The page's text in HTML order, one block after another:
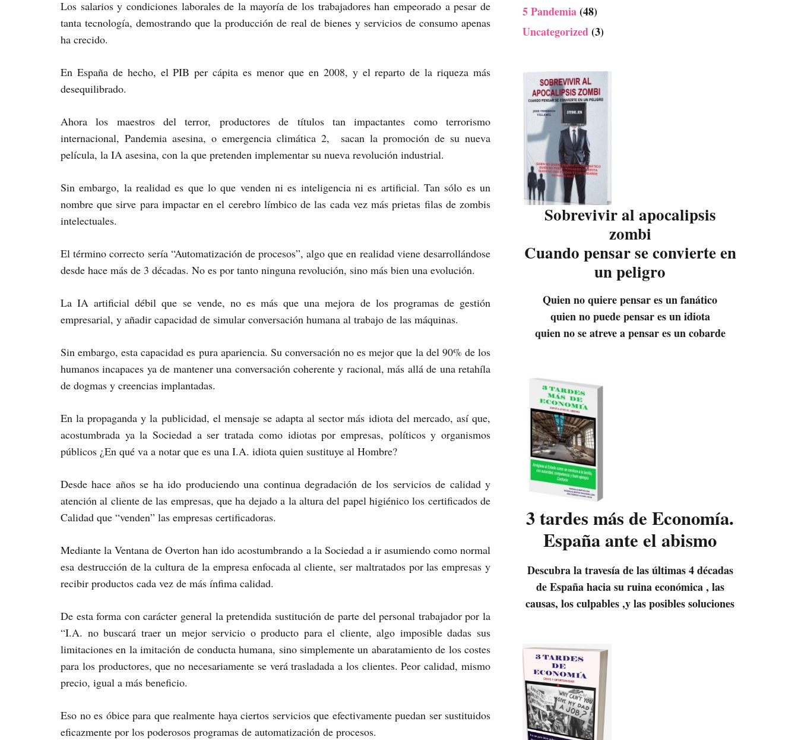
Los salarios y condiciones laborales de la mayoría de los trabajadores han empeorado a pesar de
tanta tecnología, demostrando que la producción de real de bienes y servicios de consumo apenas
ha crecido.
En España de hecho, el PIB per cápita es menor que en 2008, y el reparto de la riqueza más
desequilibrado.
Ahora los maestros del terror, productores de títulos tan impactantes como terrorismo
internacional, Pandemia asesina, o emergencia climática 2, sacan la promoción de su nueva
película, la IA asesina, con la que pretenden implementar su nueva revolución industrial.
Sin embargo, la realidad es que lo que venden ni es inteligencia ni es artificial. Tan sólo es un
nombre que sirve para impactar en el cerebro límbico de las cada vez más prietas filas de zombis
intelectuales.
El término correcto sería “Automatización de procesos”, algo que en realidad viene desarrollándose
desde hace más de 3 décadas. No es por tanto ninguna revolución, sino más bien una evolución.
La IA artificial débil que se vende, no es más que una mejora de los programas de gestión
empresarial, y añadir capacidad de simular conversación humana al trabajo de las máquinas.
Sin embargo, esta capacidad es pura apariencia. Su conversación no es mejor que la del 90% de los
humanos incapaces ya de mantener una conversación coherente y racional, más allá de una retahíla
de dogmas y creencias implantadas.
En la propaganda y la publicidad, el mensaje se adapta al sector más idiota del mercado, así que,
acostumbrada ya la Sociedad a ser tratada como idiotas por empresas, políticos y organismos
públicos ¿En qué va a notar que es una I.A. idiota quien sustituye al Hombre?
Desde hace años se ha ido produciendo una continua degradación de los servicios de calidad y
atención al cliente de las empresas, que ha dejado a la altura del papel higiénico los certificados de
Calidad que “venden” las empresas certificadoras.
Mediante la Ventana de Overton han ido acostumbrando a la Sociedad a ir asumiendo como normal
esa destrucción de la cultura de la empresa enfocada al cliente, ser maltratados por las empresas y
recibir productos cada vez de más ínfima calidad.
De esta forma con carácter general la pretendida sustitución de parte del personal trabajador por la
“I.A. no buscará traer un mejor servicio o producto para el cliente, algo imposible dadas sus
limitaciones en la imitación de conducta humana, sino simplemente un abaratamiento de los costes
para los productores, que no necesariamente se verá trasladada a los clientes. Peor calidad, mismo
precio, igual a más beneficio.
Eso no es óbice para que realmente haya ciertos servicios que efectivamente puedan ser sustituidos
eficazmente por los poderosos programas de automatización de procesos.
5 Pandemia(48)
Uncategorized(3)
Sobrevivir al apocalipsis
zombi
Cuando pensar se convierte en
un peligro
Quien no quiere pensar es un fanático
quien no puede pensar es un idiota
quien no se atreve a pensar es un cobarde
3 tardes más de Economía.
España ante el abismo
Descubra la travesía de las últimas 4 décadas
de España hacia su ruina económica , las
causas, los culpables ,y las posibles soluciones